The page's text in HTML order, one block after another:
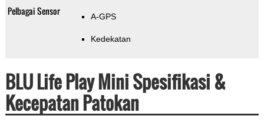
Pelbagai Sensor A-GPS
Kedekatan
BLU Life Play Mini Spesifikasi &
Kecepatan Patokan